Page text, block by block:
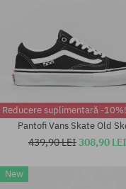
Mărimi existente:
40.5; 41; 42; 42.5; 43; 44;
Reducere suplimentară -10%!
Pantofi Vans Skate Old
439,90 LEI308,90 LEI
New